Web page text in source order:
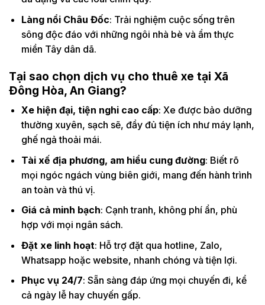
Làng nổi Châu Đốc: Trải nghiệm cuộc sống trên
sông độc đáo với những ngôi nhà bè và ẩm thực
miền Tây dân dã.
Tại sao chọn dịch vụ cho thuê xe tại Xã
Đông Hòa, An Giang?
Xe hiện đại, tiện nghi cao cấp: Xe được bảo dưỡng
thường xuyên, sạch sẽ, đầy đủ tiện ích như máy lạnh,
ghế ngả thoải mái.
Tài xế địa phương, am hiểu cung đường: Biết rõ
mọi ngóc ngách vùng biên giới, mang đến hành trình
an toàn và thú vị.
Giá cả minh bạch: Cạnh tranh, không phí ẩn, phù
hợp với mọi ngân sách.
Đặt xe linh hoạt: Hỗ trợ đặt qua hotline, Zalo,
Whatsapp hoặc website, nhanh chóng và tiện lợi.
Phục vụ 24/7: Sẵn sàng đáp ứng mọi chuyến đi, kể
cả ngày lễ hay chuyến gấp.